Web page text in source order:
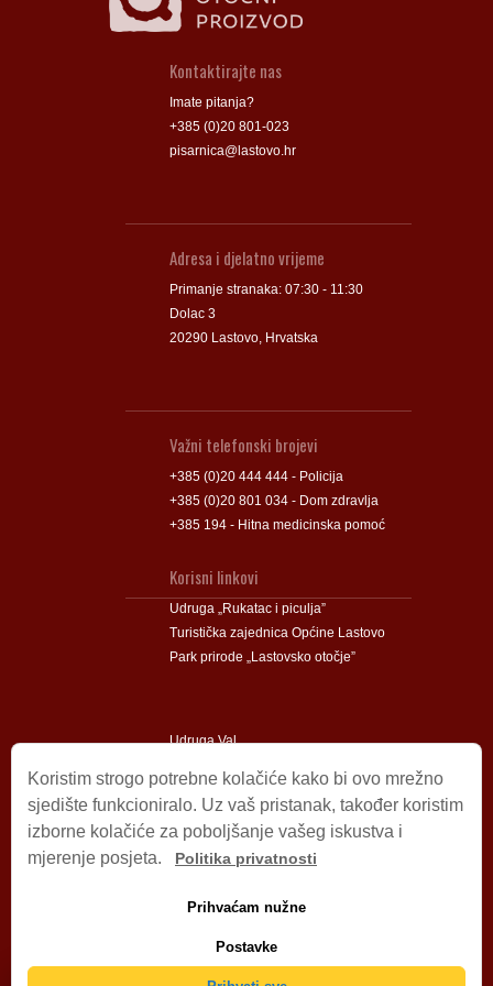
Kontaktirajte nas
Imate pitanja?
+385 (0)20 801-023
pisarnica@lastovo.hr
Adresa i djelatno vrijeme
Primanje stranaka: 07:30 - 11:30
Dolac 3
20290 Lastovo, Hrvatska
Važni telefonski brojevi
+385 (0)20 444 444 - Policija
+385 (0)20 801 034 - Dom zdravlja
+385 194 - Hitna medicinska pomoć
Korisni linkovi
Udruga „Rukatac i piculja”
Turistička zajednica Općine Lastovo
Park prirode „Lastovsko otočje”
Udruga Val
Impressum
© 2009 – 2026 Općina Lastovo.
Izjava o privatnosti
Izjava o pristupačnosti.
Koristim strogo potrebne kolačiće kako bi ovo mrežno
sjedište funkcioniralo. Uz vaš pristanak, također koristim
izborne kolačiće za poboljšanje vašeg iskustva i
mjerenje posjeta.
Politika privatnosti
Prihvaćam nužne
Postavke